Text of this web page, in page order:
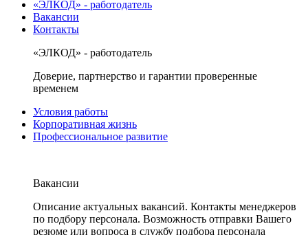
«ЭЛКОД» - работодатель
Вакансии
Контакты
«ЭЛКОД» - работодатель
Доверие, партнерство и гарантии проверенные
временем
Условия работы
Корпоративная жизнь
Профессиональное развитие
Вакансии
Описание актуальных вакансий. Контакты менеджеров
по подбору персонала. Возможность отправки Вашего
резюме или вопроса в службу подбора персонала